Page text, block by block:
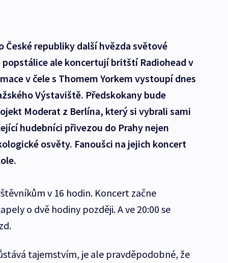
České republiky další hvězda světové
ale koncertují britští Radiohead v
v čele s Thomem Yorkem vystoupí dnes
Výstaviště. Předskokany bude
Moderat z Berlína, který si vybrali sami
hudebníci přivezou do Prahy nejen
osvěty. Fanoušci na jejich koncert
v 16 hodin. Koncert začne
o dvě hodiny později. A ve 20:00 se
tajemstvím, je ale pravděpodobné, že